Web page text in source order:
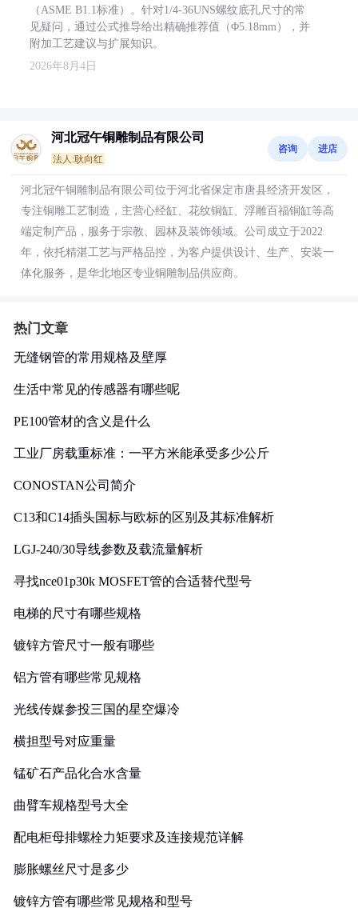
（ASME B1.1标准）。针对1/4-36UNS螺纹底孔尺寸的常
见疑问，通过公式推导给出精确推荐值（Φ5.18mm），并
附加工艺建议与扩展知识。
2026年8月4日
河北冠午铜雕制品有限公司
法人:耿向红
咨询 进店
河北冠午铜雕制品有限公司位于河北省保定市唐县经济开发区，
专注铜雕工艺制造，主营心经缸、花纹铜缸、浮雕百福铜缸等高
端定制产品，服务于宗教、园林及装饰领域。公司成立于2022
年，依托精湛工艺与严格品控，为客户提供设计、生产、安装一
体化服务，是华北地区专业铜雕制品供应商。
热门文章
无缝钢管的常用规格及壁厚
生活中常见的传感器有哪些呢
PE100管材的含义是什么
工业厂房载重标准：一平方米能承受多少公斤
CONOSTAN公司简介
C13和C14插头国标与欧标的区别及其标准解析
LGJ-240/30导线参数及载流量解析
寻找nce01p30k MOSFET管的合适替代型号
电梯的尺寸有哪些规格
镀锌方管尺寸一般有哪些
铝方管有哪些常见规格
光线传媒参投三国的星空爆冷
横担型号对应重量
锰矿石产品化合水含量
曲臂车规格型号大全
配电柜母排螺栓力矩要求及连接规范详解
膨胀螺丝尺寸是多少
镀锌方管有哪些常见规格和型号